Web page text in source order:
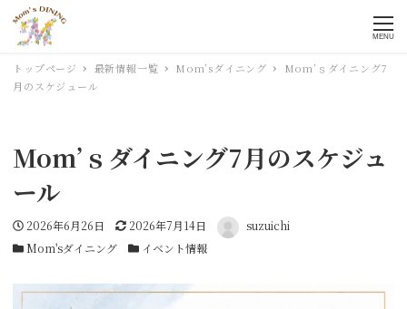
MENU
トップページ 最新情報一覧 Mom’sダイニング
Mom’ｓダイニング7
月のスケジュール
Mom’ｓダイニング7月のスケジュ
ール
投稿日
2026年6月26日 更新日
2026年7月14日 著者 suzuichi
カテゴリー
Mom'sダイニング カテゴリー
イベント情報